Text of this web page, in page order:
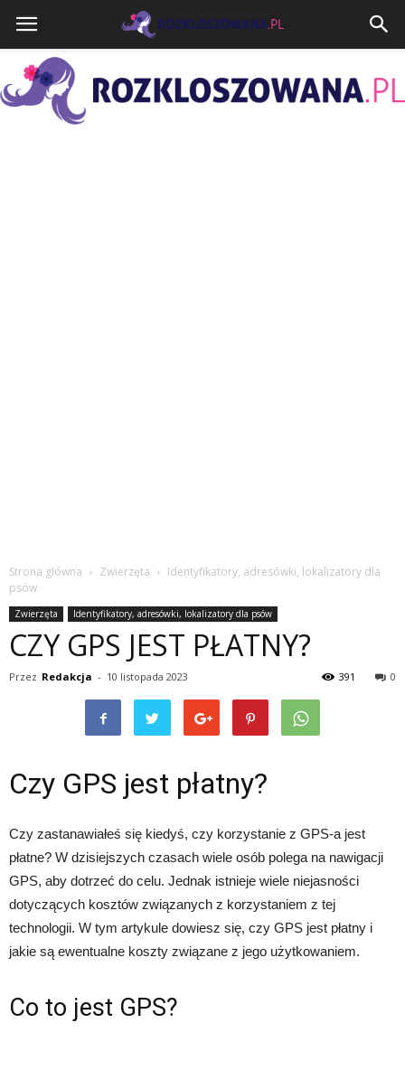
Strona główna Zwierzęta
Identyfikatory, adresówki, lokalizatory dla
psów
Zwierzęta Identyfikatory, adresówki, lokalizatory dla psów
CZY GPS JEST PŁATNY?
Przez Redakcja - 10 listopada 2023 0
391
Czy GPS jest płatny?
Czy zastanawiałeś się kiedyś, czy korzystanie z GPS-a jest
płatne? W dzisiejszych czasach wiele osób polega na nawigacji
GPS, aby dotrzeć do celu. Jednak istnieje wiele niejasności
dotyczących kosztów związanych z korzystaniem z tej
technologii. W tym artykule dowiesz się, czy GPS jest płatny i
jakie są ewentualne koszty związane z jego użytkowaniem.
Co to jest GPS?